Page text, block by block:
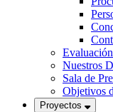
Nuestros
Sala de
Objetivos
Proyectos